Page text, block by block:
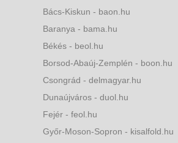
Bács-Kiskun - baon.hu
Baranya - bama.hu
Békés - beol.hu
Borsod-Abaúj-Zemplén - boon.hu
Csongrád - delmagyar.hu
Dunaújváros - duol.hu
Fejér - feol.hu
Győr-Moson-Sopron - kisalfold.hu